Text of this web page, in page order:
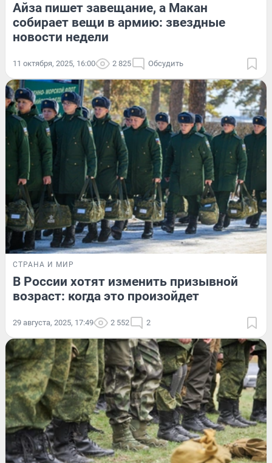
Айза пишет завещание, а Макан
собирает вещи в армию: звездные
новости недели
11 октября, 2025, 16:00 2 825 Обсудить
СТРАНА И МИР
В России хотят изменить призывной
возраст: когда это произойдет
29 августа, 2025, 17:49 2 552 2